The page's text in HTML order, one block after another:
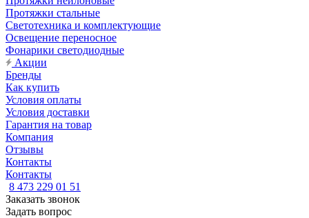
Протяжки стальные
Светотехника и комплектующие
Освещение переносное
Фонарики светодиодные
Акции
Бренды
Как купить
Условия оплаты
Условия доставки
Гарантия на товар
Компания
Отзывы
Контакты
Контакты
8 473 229 01 51
Заказать звонок
Задать вопрос